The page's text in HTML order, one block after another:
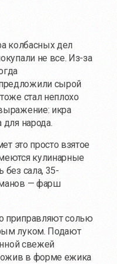
колбасных дел
не все. Из-за
сырой
стал неплохо
икра
для народа.
это просто взятое
кулинарные
без сала, 35-
— фарш
приправляют солью
луком. Подают
свежей
в форме ежика